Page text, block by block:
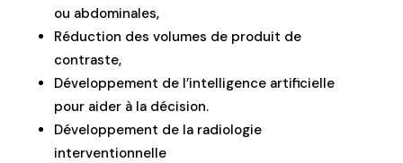
ou abdominales,
Réduction des volumes de produit de
contraste,
Développement de l’intelligence artificielle
pour aider à la décision.
Développement de la radiologie
interventionnelle